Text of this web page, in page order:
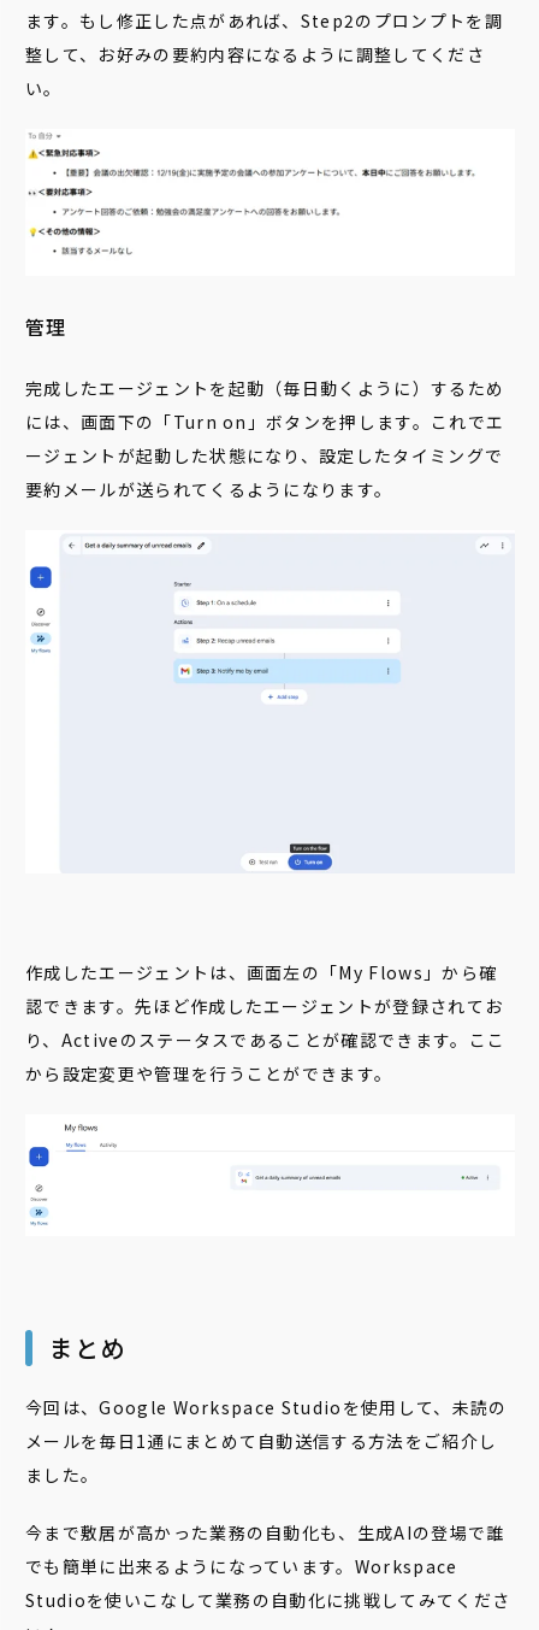
ます。もし修正した点があれば、Step2のプロンプトを調
整して、お好みの要約内容になるように調整してくださ
い。
管理
完成したエージェントを起動（毎日動くように）するため
には、画面下の「Turn on」ボタンを押します。これでエ
ージェントが起動した状態になり、設定したタイミングで
要約メールが送られてくるようになります。
作成したエージェントは、画面左の「My Flows」から確
認できます。先ほど作成したエージェントが登録されてお
り、Activeのステータスであることが確認できます。ここ
から設定変更や管理を行うことができます。
まとめ
今回は、Google Workspace Studioを使用して、未読の
メールを毎日1通にまとめて自動送信する方法をご紹介し
ました。
今まで敷居が高かった業務の自動化も、生成AIの登場で誰
でも簡単に出来るようになっています。Workspace
Studioを使いこなして業務の自動化に挑戦してみてくださ